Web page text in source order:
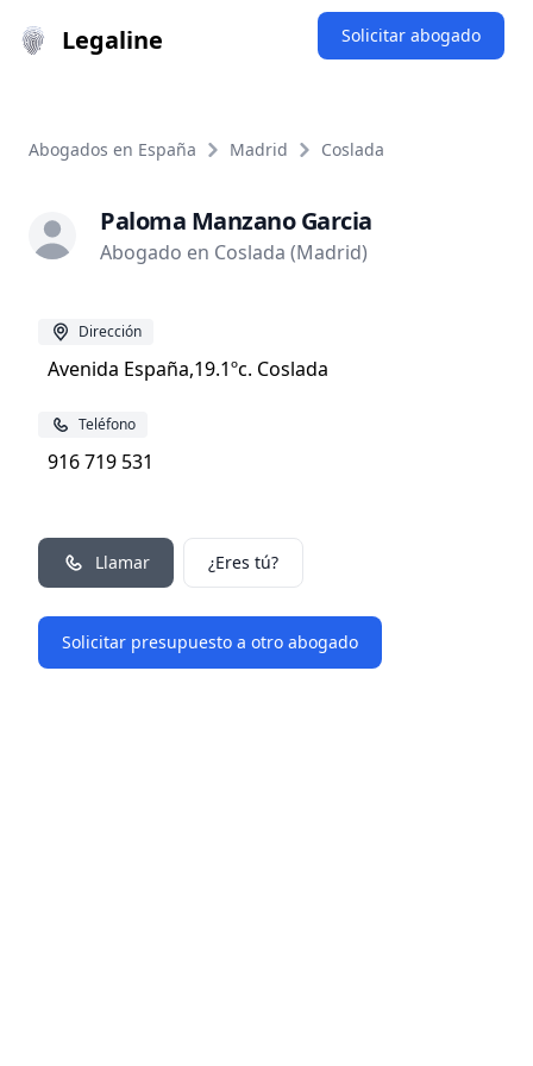
Legaline Solicitar abogado
Abogados en España Madrid Coslada
Paloma Manzano Garcia
Abogado en Coslada (Madrid)
Dirección
Avenida España,19.1ºc. Coslada
Teléfono
916 719 531
Llamar ¿Eres tú?
Solicitar presupuesto a otro abogado